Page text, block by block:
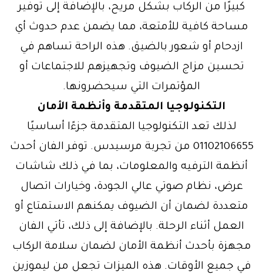
كبيرًا من الركاب بشكل مريح، بالإضافة إلى توفير
مساحة كافية للأمتعة، مما يضمن عدم حدوث أي
ازدحام أو شعور بالضيق. هذه الراحة تساهم في
تحسين مزاج الضيوف وتجهيزهم للاجتماعات أو
المؤتمرات التي سيحضرونها.
التكنولوجيا المتقدمة وأنظمة الأمان
لذلك تعد التكنولوجيا المتقدمة جزءًا أساسيًا
01102106655 من تجربة مرسيدس. توفر الفان أحدث
أنظمة الترفيه والمعلومات، بما في ذلك شاشات
عرض، نظام صوتي عالي الجودة، وخيارات اتصال
متعددة لضمان أن الضيوف يمكنهم الاستمتاع أو
العمل أثناء الرحلة. بالإضافة إلى ذلك، تأتي الفان
مجهزة بأحدث أنظمة الأمان لضمان سلامة الركاب
في جميع الأوقات. هذه الميزات تجعل من ليموزين